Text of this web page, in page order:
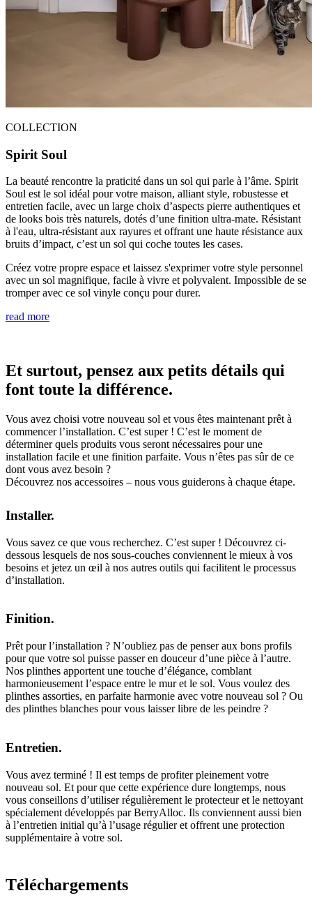
COLLECTION
Spirit Soul
La beauté rencontre la praticité dans un sol qui parle à l’âme. Spirit
Soul est le sol idéal pour votre maison, alliant style, robustesse et
entretien facile, avec un large choix d’aspects pierre authentiques et
de looks bois très naturels, dotés d’une finition ultra-mate. Résistant
à l'eau, ultra-résistant aux rayures et offrant une haute résistance aux
bruits d’impact, c’est un sol qui coche toutes les cases.
Créez votre propre espace et laissez s'exprimer votre style personnel
avec un sol magnifique, facile à vivre et polyvalent. Impossible de se
tromper avec ce sol vinyle conçu pour durer.
read more
Et surtout, pensez aux petits détails qui
font toute la différence.
Vous avez choisi votre nouveau sol et vous êtes maintenant prêt à
commencer l’installation. C’est super ! C’est le moment de
déterminer quels produits vous seront nécessaires pour une
installation facile et une finition parfaite. Vous n’êtes pas sûr de ce
dont vous avez besoin ?
Découvrez nos accessoires – nous vous guiderons à chaque étape.
Installer.
Vous savez ce que vous recherchez. C’est super ! Découvrez ci-
dessous lesquels de nos sous-couches conviennent le mieux à vos
besoins et jetez un œil à nos autres outils qui facilitent le processus
d’installation.
Finition.
Prêt pour l’installation ? N’oubliez pas de penser aux bons profils
pour que votre sol puisse passer en douceur d’une pièce à l’autre.
Nos plinthes apportent une touche d’élégance, comblant
harmonieusement l’espace entre le mur et le sol. Vous voulez des
plinthes assorties, en parfaite harmonie avec votre nouveau sol ? Ou
des plinthes blanches pour vous laisser libre de les peindre ?
Entretien.
Vous avez terminé ! Il est temps de profiter pleinement votre
nouveau sol. Et pour que cette expérience dure longtemps, nous
vous conseillons d’utiliser régulièrement le protecteur et le nettoyant
spécialement développés par BerryAlloc. Ils conviennent aussi bien
à l’entretien initial qu’à l’usage régulier et offrent une protection
supplémentaire à votre sol.
Téléchargements